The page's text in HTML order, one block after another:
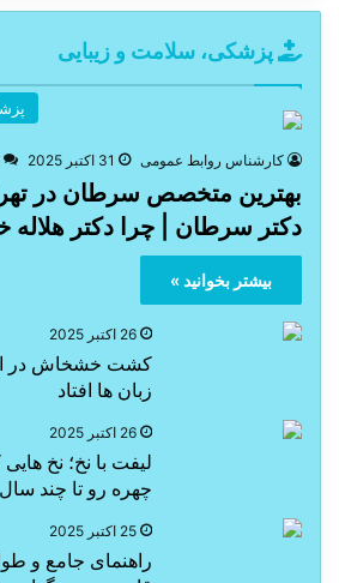
پزشکی، سلامت و زیبایی
کارشناس روابط عمومی 31 اکتبر 2025
بهترین متخصص سرطان در
دکتر سرطان | چرا دکتر
بیشتر بخوانید »
26 اکتبر 2025
کشت خشخاش در
زبان ها افتاد
26 اکتبر 2025
لیفت با نخ؛ نخ
چهره رو تا چند
25 اکتبر 2025
راهنمای جامع و